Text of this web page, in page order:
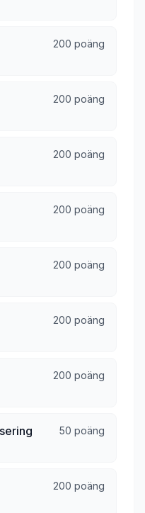
200 poäng
200 poäng
200 poäng
200 poäng
200 poäng
200 poäng
200 poäng
50 poäng
200 poäng